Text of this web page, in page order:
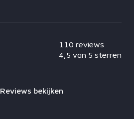
110 reviews
4,5 van 5 sterren
Reviews bekijken